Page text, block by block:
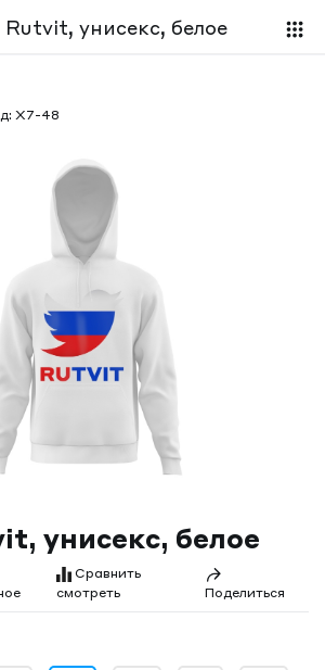
унисекс, белое
X7-48
унисекс, белое
Сравнить
смотреть
Поделиться